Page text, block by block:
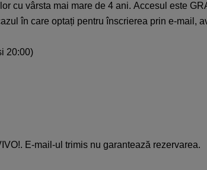
cu vârsta mai mare de 4 ani. Accesul este
în care optați pentru înscrierea prin e-mail,
20:00)
E-mail-ul trimis nu garantează rezervarea.